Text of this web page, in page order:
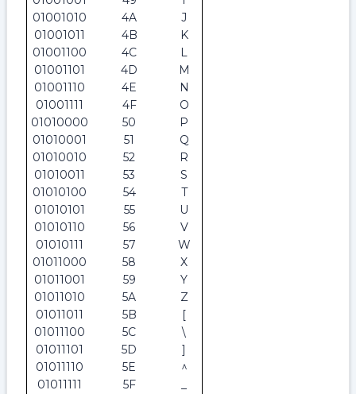
01001010
4A
J
01001011
4B
K
01001100
4C
L
01001101
4D
M
01001110
4E
N
01001111
4F
O
01010000
50
P
01010001
51
Q
01010010
52
R
01010011
53
S
01010100
54
T
01010101
55
U
01010110
56
V
01010111
57
W
01011000
58
X
01011001
59
Y
01011010
5A
Z
01011011
5B
[
01011100
5C
\
01011101
5D
]
01011110
5E
^
01011111
5F